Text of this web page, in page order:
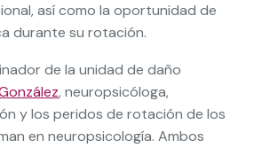
así como la oportunidad de
durante su rotación.
de la unidad de daño
, neuropsicóloga,
y los peridos de rotación de los
en neuropsicología. Ambos